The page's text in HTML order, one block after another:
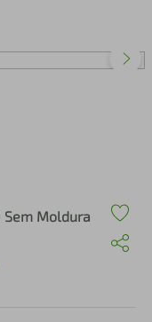
Sem Moldura